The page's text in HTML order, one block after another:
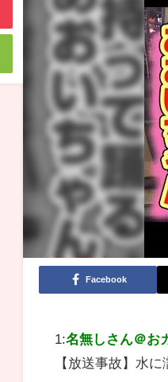
Facebook
1:名無しさん＠お
【放送事故】水